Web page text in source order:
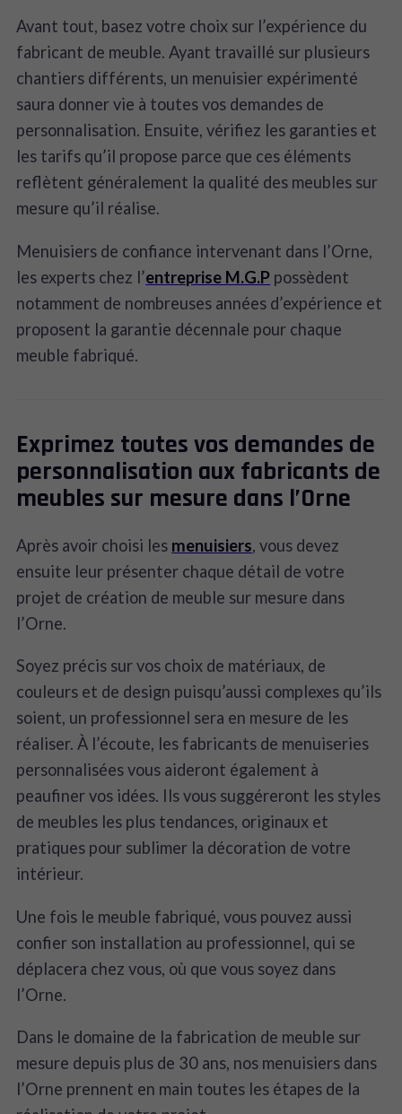
Avant tout, basez votre choix sur l’expérience du
fabricant de meuble. Ayant travaillé sur plusieurs
chantiers différents, un menuisier expérimenté
saura donner vie à toutes vos demandes de
personnalisation. Ensuite, vérifiez les garanties et
les tarifs qu’il propose parce que ces éléments
reflètent généralement la qualité des meubles sur
mesure qu’il réalise.
Menuisiers de confiance intervenant dans l’Orne,
les experts chez l’entreprise M.G.P possèdent
notamment de nombreuses années d’expérience et
proposent la garantie décennale pour chaque
meuble fabriqué.
Exprimez toutes vos demandes de
personnalisation aux fabricants de
meubles sur mesure dans l’Orne
Après avoir choisi les menuisiers, vous devez
ensuite leur présenter chaque détail de votre
projet de création de meuble sur mesure dans
l’Orne.
Soyez précis sur vos choix de matériaux, de
couleurs et de design puisqu’aussi complexes qu’ils
soient, un professionnel sera en mesure de les
réaliser. À l’écoute, les fabricants de menuiseries
personnalisées vous aideront également à
peaufiner vos idées. Ils vous suggéreront les styles
de meubles les plus tendances, originaux et
pratiques pour sublimer la décoration de votre
intérieur.
Une fois le meuble fabriqué, vous pouvez aussi
confier son installation au professionnel, qui se
déplacera chez vous, où que vous soyez dans
l’Orne.
Dans le domaine de la fabrication de meuble sur
mesure depuis plus de 30 ans, nos menuisiers dans
l’Orne prennent en main toutes les étapes de la